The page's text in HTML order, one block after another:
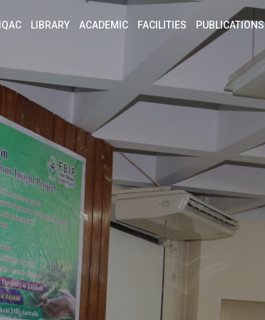
IQAC LIBRARY ACADEMIC FACILITIES PUBLICATIONS